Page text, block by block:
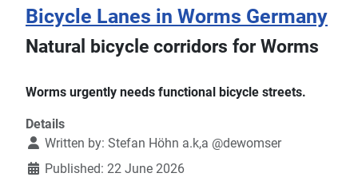
Bicycle Lanes in Worms Germany
Natural bicycle corridors for Worms
Worms urgently needs functional bicycle streets.
Details
Written by: Stefan Höhn a.k,a @dewomser
Published: 22 June 2026